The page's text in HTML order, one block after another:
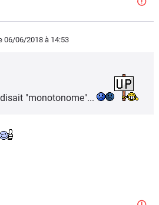
06/06/2018à 14:53
"monotonome"...